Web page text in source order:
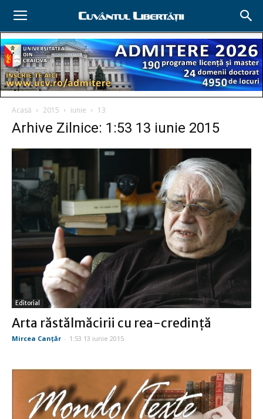
Acasă 2015 iunie 13
Arhive Zilnice: 1:53 13 iunie 2015
Editorial
Arta răstălmăcirii cu rea-credinţă
Mircea Canţăr - 1:53 13 iunie 2015